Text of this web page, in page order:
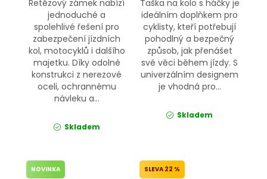
Řetězový zámek nabízí
jednoduché a
spolehlivé řešení pro
zabezpečení jízdních
kol, motocyklů i dalšího
majetku. Díky odolné
konstrukci z nerezové
oceli, ochrannému
návleku a...
Skladem
Taška na kolo s háčky je
ideálním doplňkem pro
cyklisty, kteří potřebují
pohodlný a bezpečný
způsob, jak přenášet
své věci během jízdy. S
univerzálním designem
je vhodná pro...
Skladem
NOVINKA 22 %